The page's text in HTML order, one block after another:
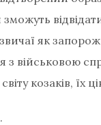
як
з військовою
козаків, їх